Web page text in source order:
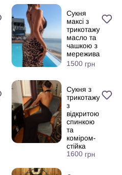
Сукня
максі з
трикотажу
масло та
чашкою з
мережива
1500 грн
Сукня з
трикотажу
з
відкритою
спинкою
та
коміром-
стійка
1600 грн